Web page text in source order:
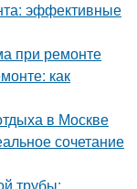
эффективные
при ремонте
как
в Москве
сочетание